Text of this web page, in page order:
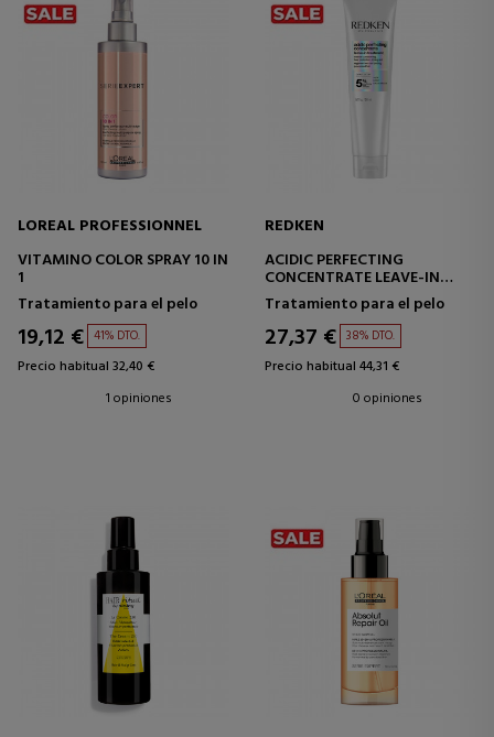
LOREAL PROFESSIONNEL
VITAMINO COLOR SPRAY 10 IN
1
Tratamiento para el pelo
19,12 € 41% DTO.
Precio habitual 32,40 €
1 opiniones
REDKEN
ACIDIC PERFECTING
CONCENTRATE LEAVE-IN
TREATMENT
Tratamiento para el pelo
27,37 € 38% DTO.
Precio habitual 44,31 €
0 opiniones